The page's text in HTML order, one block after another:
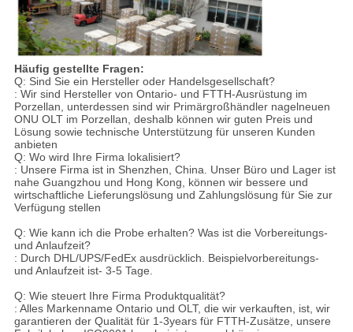
Häufig gestellte Fragen:
Q: Sind Sie ein Hersteller oder Handelsgesellschaft?
: Wir sind Hersteller von Ontario- und FTTH-Ausrüstung im
Porzellan, unterdessen sind wir Primärgroßhändler nagelneuen
ONU OLT im Porzellan, deshalb können wir guten Preis und
Lösung sowie technische Unterstützung für unseren Kunden
anbieten
Q: Wo wird Ihre Firma lokalisiert?
: Unsere Firma ist in Shenzhen, China. Unser Büro und Lager ist
nahe Guangzhou und Hong Kong, können wir bessere und
wirtschaftliche Lieferungslösung und Zahlungslösung für Sie zur
Verfügung stellen
Q: Wie kann ich die Probe erhalten? Was ist die Vorbereitungs-
und Anlaufzeit?
: Durch DHL/UPS/FedEx ausdrücklich. Beispielvorbereitungs-
und Anlaufzeit ist- 3-5 Tage.
Q: Wie steuert Ihre Firma Produktqualität?
: Alles Markenname Ontario und OLT, die wir verkauften, ist, wir
garantieren der Qualität für 1-3years für FTTH-Zusätze, unsere